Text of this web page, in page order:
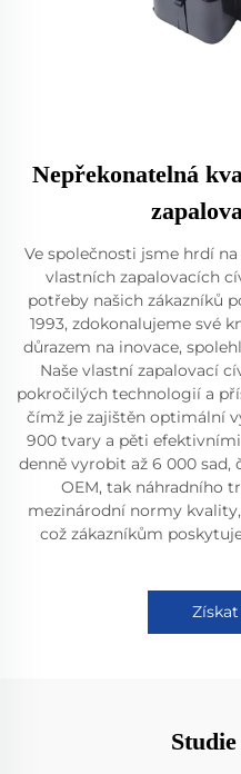
Nepřekonatelná
Ve společnosti jsme hrdí
vlastních zapalovacích
potřeby našich zákazníků
1993, zdokonalujeme své
důrazem na inovace,
Naše vlastní zapalovací
pokročilých technologií a
čímž je zajištěn optimální
900 tvary a pěti
denně vyrobit až 6 000
OEM, tak náhradního
mezinárodní normy kvality,
což zákazníkům